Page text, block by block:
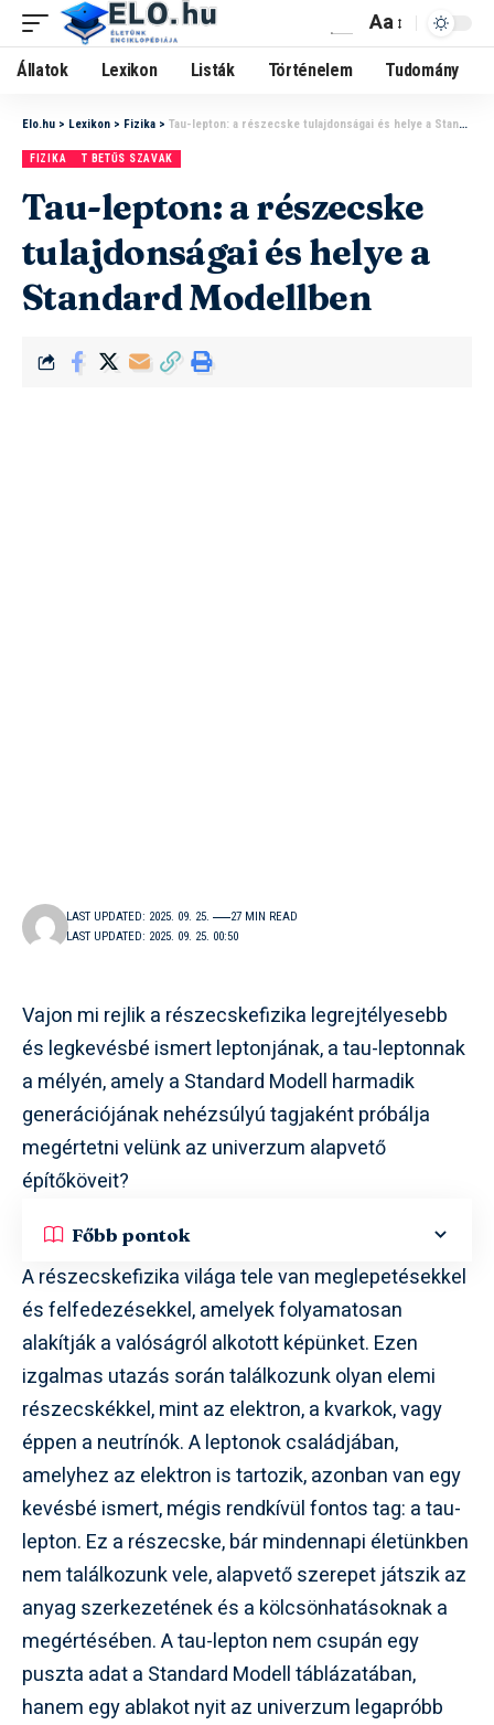
Aa
Állatok Lexikon Listák Történelem Tudomány
Elo.hu > Lexikon > Fizika > Tau-lepton: a részecske tulajdonságai és helye a Standard Modellben
FIZIKA T BETŰS SZAVAK
Tau-lepton: a részecske
tulajdonságai és helye a
Standard Modellben
LAST UPDATED: 2025. 09. 25. 00:50
LAST UPDATED: 2025. 09. 25. 27 MIN READ
Vajon mi rejlik a részecskefizika legrejtélyesebb
és legkevésbé ismert leptonjának, a tau-leptonnak
a mélyén, amely a Standard Modell harmadik
generációjának nehézsúlyú tagjaként próbálja
megértetni velünk az univerzum alapvető
építőköveit?
Főbb pontok
A részecskefizika világa tele van meglepetésekkel
és felfedezésekkel, amelyek folyamatosan
alakítják a valóságról alkotott képünket. Ezen
izgalmas utazás során találkozunk olyan elemi
részecskékkel, mint az elektron, a kvarkok, vagy
éppen a neutrínók. A leptonok családjában,
amelyhez az elektron is tartozik, azonban van egy
kevésbé ismert, mégis rendkívül fontos tag: a tau-
lepton. Ez a részecske, bár mindennapi életünkben
nem találkozunk vele, alapvető szerepet játszik az
anyag szerkezetének és a kölcsönhatásoknak a
megértésében. A tau-lepton nem csupán egy
puszta adat a Standard Modell táblázatában,
hanem egy ablakot nyit az univerzum legapróbb